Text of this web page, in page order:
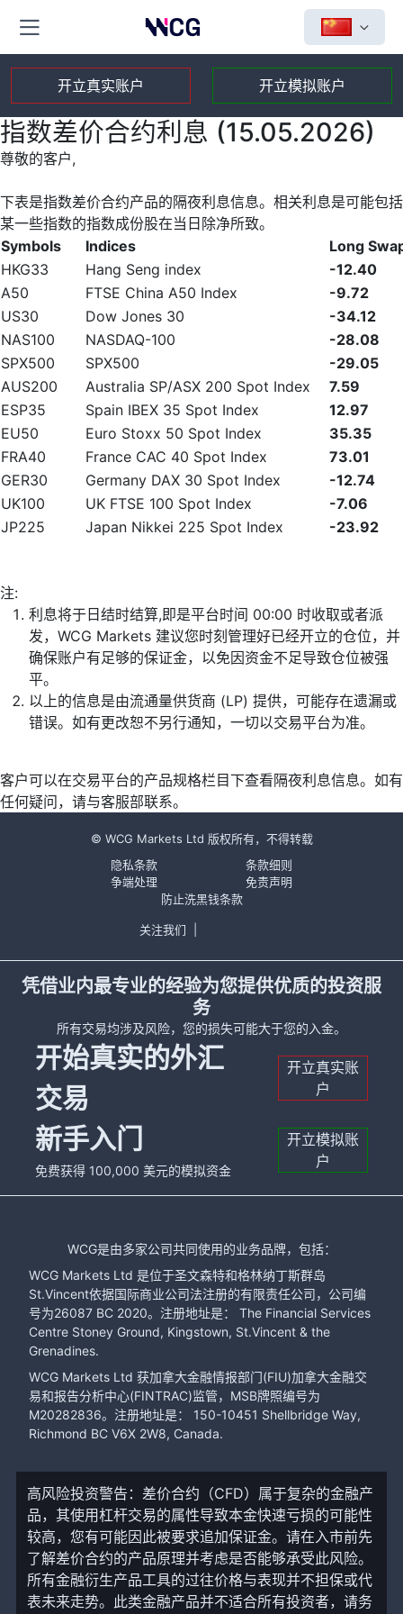
开立真实账户 开立模拟账户
指数差价合约利息 (15.05.2026)
尊敬的客户,
下表是指数差价合约产品的隔夜利息信息。相关利息是可能包括
某一些指数的指数成份股在当日除净所致。
Symbols
Indices
Long
HKG33
Hang Seng index
-12.40
A50
FTSE China A50 Index
-9.72
US30
Dow Jones 30
-34.12
NAS100
NASDAQ-100
-28.08
SPX500
SPX500
-29.05
AUS200
Australia SP/ASX 200 Spot Index
7.59
ESP35
Spain IBEX 35 Spot Index
12.97
EU50
Euro Stoxx 50 Spot Index
35.35
FRA40
France CAC 40 Spot Index
73.01
GER30
Germany DAX 30 Spot Index
-12.74
UK100
UK FTSE 100 Spot Index
-7.06
JP225
Japan Nikkei 225 Spot Index -23.92
注:
利息将于日结时结算,即是平台时间 00:00 时收取或者派
发，WCG Markets 建议您时刻管理好已经开立的仓位，并
确保账户有足够的保证金，以免因资金不足导致仓位被强
平。
以上的信息是由流通量供货商 (LP) 提供，可能存在遗漏或
错误。如有更改恕不另行通知，一切以交易平台为准。
客户可以在交易平台的产品规格栏目下查看隔夜利息信息。如有
任何疑问，请与客服部联系。
© WCG Markets Ltd 版权所有，不得转载
隐私条款
条款细则
争端处理
免责声明
防止洗黑钱条款
关注我们
凭借业内最专业的经验为您提供优质的投资服
务
所有交易均涉及风险，您的损失可能大于您的入金。
开始真实的外汇
交易
开立真实账
户
新手入门
免费获得 100,000 美元的模拟资金
开立模拟账
户
WCG是由多家公司共同使用的业务品牌，包括：
WCG Markets Ltd 是位于圣文森特和格林纳丁斯群岛
St.Vincent依据国际商业公司法注册的有限责任公司，公司编
号为26087 BC 2020。注册地址是： The Financial Services
Centre Stoney Ground, Kingstown, St.Vincent & the
Grenadines.
WCG Markets Ltd 获加拿大金融情报部门(FIU)加拿大金融交
易和报告分析中心(FINTRAC)监管，MSB牌照编号为
M20282836。注册地址是： 150-10451 Shellbridge Way,
Richmond BC V6X 2W8, Canada.
高风险投资警告：差价合约（CFD）属于复杂的金融产
品，其使用杠杆交易的属性导致本金快速亏损的可能性
较高，您有可能因此被要求追加保证金。请在入市前先
了解差价合约的产品原理并考虑是否能够承受此风险。
所有金融衍生产品工具的过往价格与表现并不担保或代
表未来走势。此类金融产品并不适合所有投资者，请务